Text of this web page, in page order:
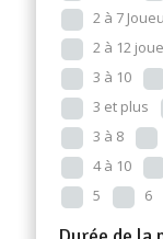
2 à 7
2 à 12
3 à 10
3 et plus
3 à 8
4 à 10
5
6